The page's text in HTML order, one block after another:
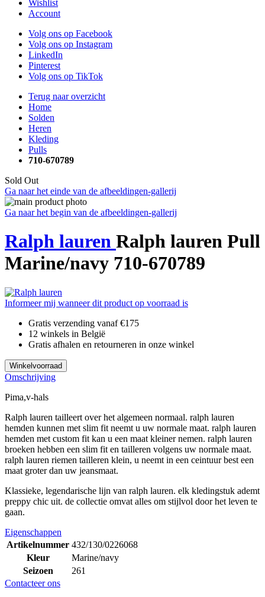
Wishlist
Account
Volg ons op Facebook
Volg ons op Instagram
LinkedIn
Pinterest
Volg ons op TikTok
Terug naar overzicht
Home
Solden
Heren
Kleding
Pulls
710-670789
Sold Out
Ga naar het einde van de afbeeldingen-gallerij
Ga naar het begin van de afbeeldingen-gallerij
Ralph lauren Ralph lauren Pull
Marine/navy 710-670789
Informeer mij wanneer dit product op voorraad is
Gratis verzending vanaf €175
12 winkels in België
Gratis afhalen en retourneren in onze winkel
Winkelvoorraad
Omschrijving
Pima,v-hals
Ralph lauren tailleert over het algemeen normaal. ralph lauren
hemden kunnen met slim fit neemt u uw normale maat. ralph lauren
hemden met custom fit kan u een maat kleiner nemen. ralph lauren
broeken hebben een slim fit en tailleren volgens uw normale maat.
ralph lauren riemen tailleren klein, u neemt in een ceintuur best een
maat groter dan uw jeansmaat.
Klassieke, legendarische lijn van ralph lauren. elk kledingstuk ademt
preppy chic uit. de collectie omvat alles om stijlvol door het leven te
gaan.
Eigenschappen
Artikelnummer 432/130/0226068
Kleur
Marine/navy
Seizoen
261
Contacteer ons